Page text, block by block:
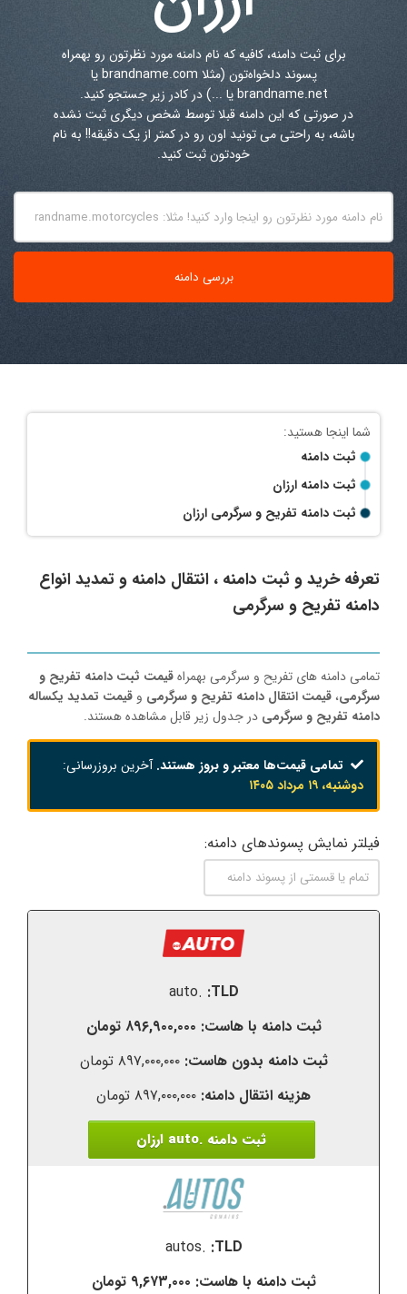
برای ثبت دامنه، کافیه که نام دامنه مورد نظرتون رو بهمراه
پسوند دلخواه‌تون (مثلا brandname.com یا
brandname.net یا ...) در کادر زیر جستجو کنید.
در صورتی که این دامنه قبلا توسط شخص دیگری ثبت نشده
باشه، به راحتی می تونید اون رو در کمتر از یک دقیقه!! به نام
خودتون ثبت کنید.
ثبت دامنه
ثبت دامنه ارزان
ثبت دامنه تفریح و سرگرمی ارزان
تعرفه خرید و ثبت دامنه ، انتقال دامنه و تمدید انواع
دامنه تفریح و سرگرمی
تمامی دامنه های تفریح و سرگرمی بهمراهقیمت ثبت دامنه تفریح و
سرگرمی، قیمت انتقال دامنه تفریح و سرگرمی و قیمت تمدید یکساله
دامنه تفریح و سرگرمی در جدول زیر قابل مشاهده هستند.
تمامی قیمت‌ها معتبر و بروز هستند.آخرین بروزرسانی:
دوشنبه، ۱۹ مرداد ۱۴۰۵
فیلتر نمایش پسوندهای دامنه:
.auto
۸۹۶,۹۰۰,۰۰۰ تومان
۸۹۷,۰۰۰,۰۰۰ تومان
۸۹۷,۰۰۰,۰۰۰ تومان
ثبت دامنه .auto ارزان
.autos
۹,۶۷۳,۰۰۰ تومان